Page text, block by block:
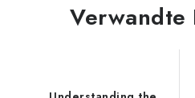
Verwandte